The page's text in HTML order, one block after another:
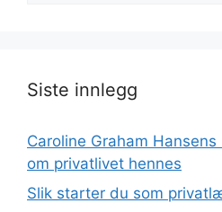
Siste innlegg
Caroline Graham
om privatlivet hennes
Slik starter du som